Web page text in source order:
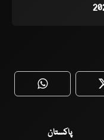
WhatsApp
پاکستان